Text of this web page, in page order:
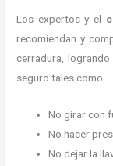
Los expertos y el
recomiendan y
cerradura,
seguro tales como:
No girar con
No hacer
No dejar la